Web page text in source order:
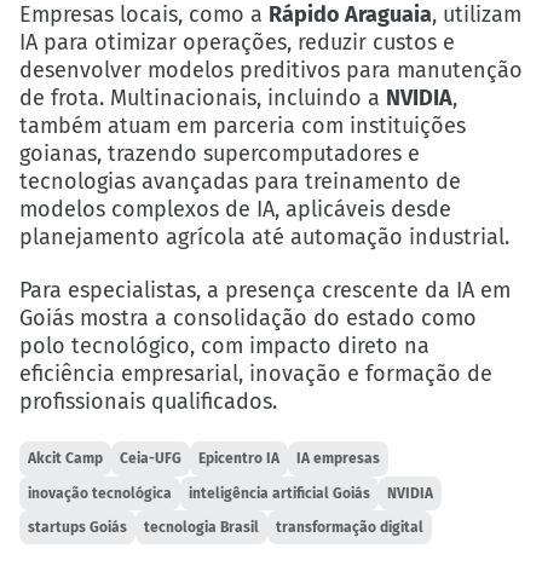
Empresas locais, como a Rápido Araguaia, utilizam
IA para otimizar operações, reduzir custos e
desenvolver modelos preditivos para manutenção
de frota. Multinacionais, incluindo a NVIDIA,
também atuam em parceria com instituições
goianas, trazendo supercomputadores e
tecnologias avançadas para treinamento de
modelos complexos de IA, aplicáveis desde
planejamento agrícola até automação industrial.
Para especialistas, a presença crescente da IA em
Goiás mostra a consolidação do estado como
polo tecnológico, com impacto direto na
eficiência empresarial, inovação e formação de
profissionais qualificados.
Akcit Camp Ceia-UFG Epicentro IA IA empresas
inovação tecnológica inteligência artificial Goiás NVIDIA
startups Goiás tecnologia Brasil transformação digital